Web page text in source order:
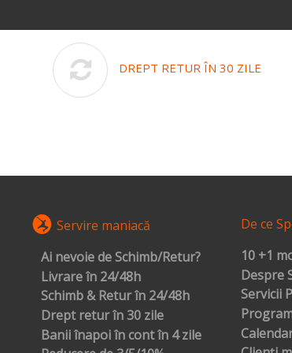
DREPT RETUR ÎN 30 ZILE
Servire maniacă
Ai nevoie de Schimb/Retur?
Livrare în 24/48h
Schimb & Retur în 24/48h
Drept retur în 30 zile
Banii înapoi în cont în 4 zile
De ce
10 +1
Despre
Servicii